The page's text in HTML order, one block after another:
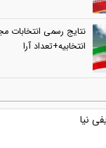
نتایج رسمی
انتخابیه+تعداد آرا
نیا